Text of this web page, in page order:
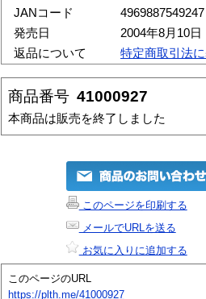
JANコード
4969887549247
発売日
2004年8月10日
返品について
特定商取引法
商品番号 41000927
本商品は販売を終了しました
このページを印刷する
メールでURLを送る
お気に入りに追加する
このページのURL
https://plth.me/41000927